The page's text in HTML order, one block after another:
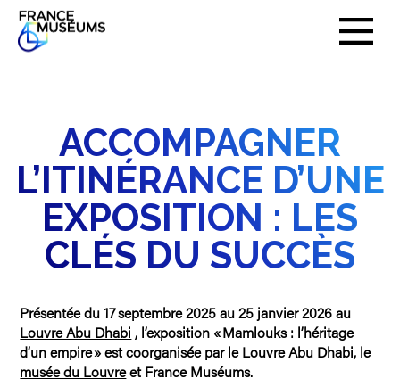
ACCOMPAGNER
L’ITINÉRANCE D’UNE
EXPOSITION : LES
CLÉS DU SUCCÈS
Présentée du 17 septembre 2025 au 25 janvier 2026 au
Louvre Abu Dhabi , l’exposition « Mamlouks : l’héritage
d’un empire » est coorganisée par le Louvre Abu Dhabi, le
musée du Louvreet France Muséums.